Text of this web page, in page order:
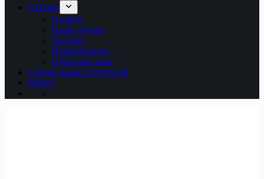
LTB.net
О сайте
Наши друзья
Авторы
Пожертвовать
Обратная связь
Статьи наших читателей
Войти